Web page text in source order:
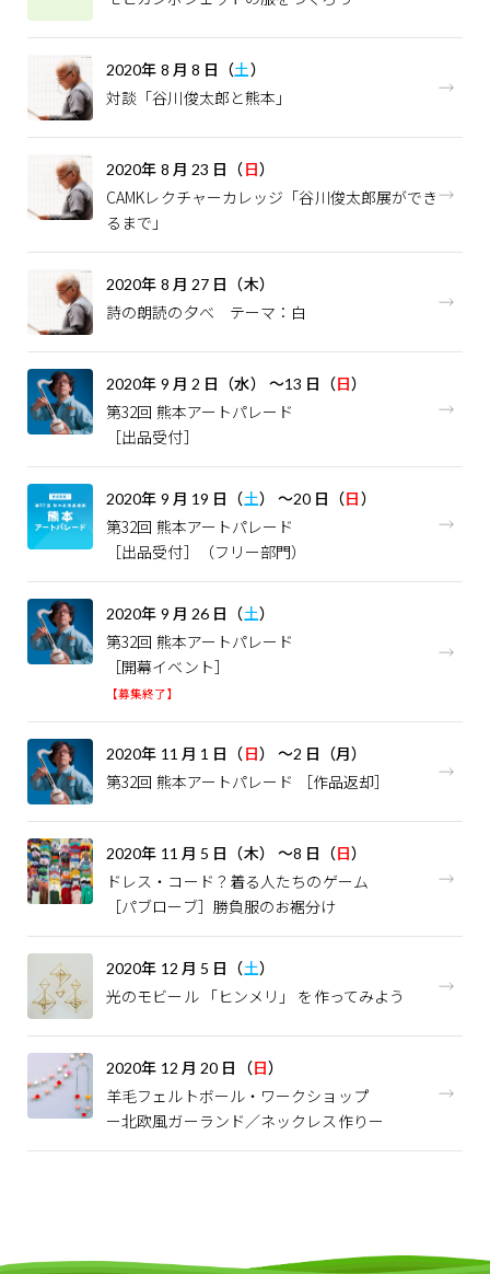
2020年 8 月8 日（土）
対談「谷川俊太郎と熊本」
2020年 8 月 23 日（日）
CAMKレクチャーカレッジ「谷川俊太郎展ができ
るまで」
2020年 8 月 27 日（木）
詩の朗読の夕べ テーマ：白
2020年 9 月 2 日（水） ～13 日（日）
第32回 熊本アートパレード
［出品受付］
2020年 9 月 19 日（土） ～20 日（日）
第32回 熊本アートパレード
［出品受付］（フリー部門）
2020年 9 月 26 日（土）
第32回 熊本アートパレード
［開幕イベント］
【募集終了】
2020年 11 月 1 日（日） ～2 日（月）
第32回 熊本アートパレード ［作品返却］
2020年 11 月 5 日（木） ～8 日（日）
ドレス・コード？――着る人たちのゲーム
［パブローブ］勝負服のお裾分け
2020年 12 月 5 日（土）
光のモビール 「ヒンメリ」 を作ってみよう
2020年 12 月 20 日（日）
羊毛フェルトボール・ワークショップ
ー北欧風ガーランド／ネックレス作りー